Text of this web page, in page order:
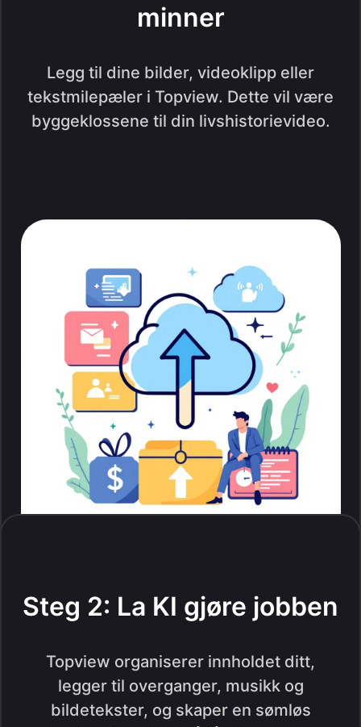
minner
Legg til dine bilder, videoklipp eller
tekstmilepæler i Topview. Dette vil være
byggeklossene til din livshistorievideo.
Steg 2: La KI gjøre jobben
Topview organiserer innholdet ditt,
legger til overganger, musikk og
bildetekster, og skaper en sømløs